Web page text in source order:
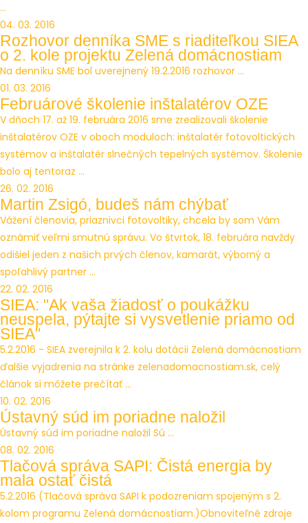
...
04. 03. 2016
Rozhovor denníka SME s riaditeľkou SIEA
o 2. kole projektu Zelená domácnostiam
Na denníku SME bol uverejnený 19.2.2016 rozhovor ...
01. 03. 2016
Februárové školenie inštalatérov OZE
V dňoch 17. až 19. februára 2016 sme zrealizovali školenie
inštalatérov OZE v oboch moduloch: inštalatér fotovoltických
systémov a inštalatér slnečných tepelných systémov. Školenie
bolo aj tentoraz ...
26. 02. 2016
Martin Zsigó, budeš nám chýbať
Vážení členovia, priaznivci fotovoltiky, chcela by som Vám
oznámiť veľmi smutnú správu. Vo štvrtok, 18. februára navždy
odišiel jeden z našich prvých členov, kamarát, výborný a
spoľahlivý partner ...
22. 02. 2016
SIEA: "Ak vaša žiadosť o poukážku
neuspela, pýtajte si vysvetlenie priamo od
SIEA"
5.2.2016 - SIEA zverejnila k 2. kolu dotácii Zelená domácnostiam
ďalšie vyjadrenia na stránke zelenadomacnostiam.sk, celý
článok si môžete prečítať ...
10. 02. 2016
Ústavný súd im poriadne naložil
Ústavný súd im poriadne naložil Sú ...
08. 02. 2016
Tlačová správa SAPI: Čistá energia by
mala ostať čistá
5.2.2016 (Tlačová správa SAPI k podozreniam spojeným s 2.
kolom programu Zelená domácnostiam.)Obnoviteľné zdroje